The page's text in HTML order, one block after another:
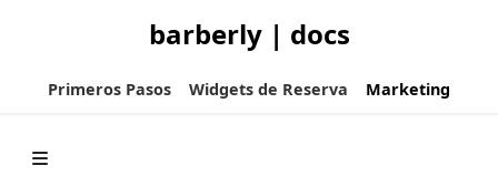
barberly | docs
Primeros Pasos Widgets de Reserva Marketing